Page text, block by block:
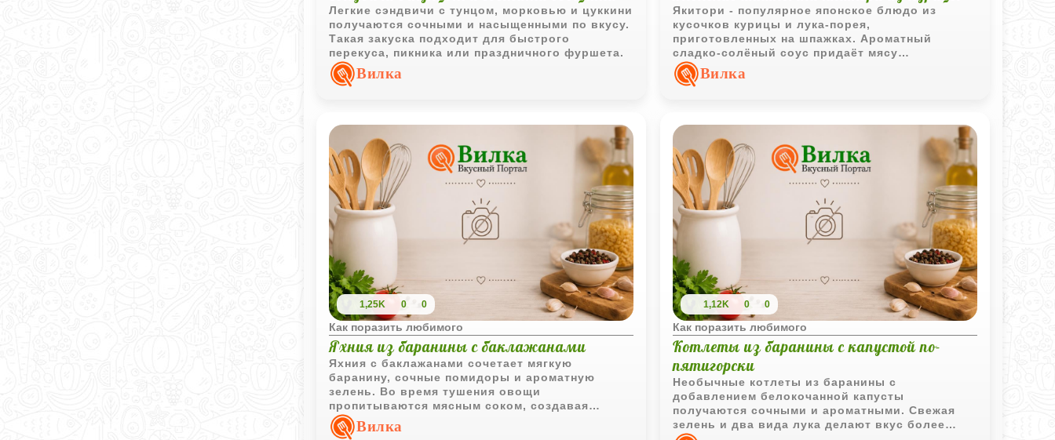
Легкие сэндвичи с тунцом, морковью и цуккини
получаются сочными и насыщенными по вкусу.
Такая закуска подходит для быстрого
перекуса, пикника или праздничного фуршета.
Вилка
Якитори - популярное японское блюдо из
кусочков курицы и лука-порея,
приготовленных на шпажках. Ароматный
сладко-солёный соус придаёт мясу
характерный вкус и аппетитную глазурь.
Вилка
1,25K 0 0
Как поразить любимого
Яхния из баранины с баклажанами
Яхния с баклажанами сочетает мягкую
баранину, сочные помидоры и ароматную
зелень. Во время тушения овощи
пропитываются мясным соком, создавая
насыщенное и гармоничное блюдо.
Вилка
1,12K 0 0
Как поразить любимого
Котлеты из баранины с капустой по-
пятигорски
Необычные котлеты из баранины с
добавлением белокочанной капусты
получаются сочными и ароматными. Свежая
зелень и два вида лука делают вкус более